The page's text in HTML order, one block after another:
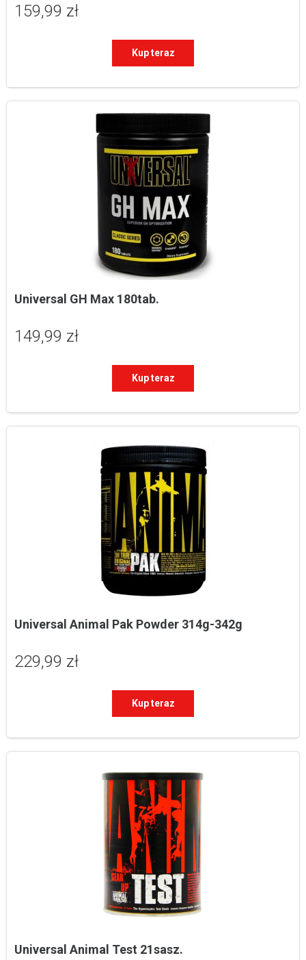
159,99 zł
Kup teraz
Universal GH Max 180tab.
149,99 zł
Kup teraz
Universal Animal Pak Powder 314g-342g
229,99 zł
Kup teraz
Universal Animal Test 21sasz.